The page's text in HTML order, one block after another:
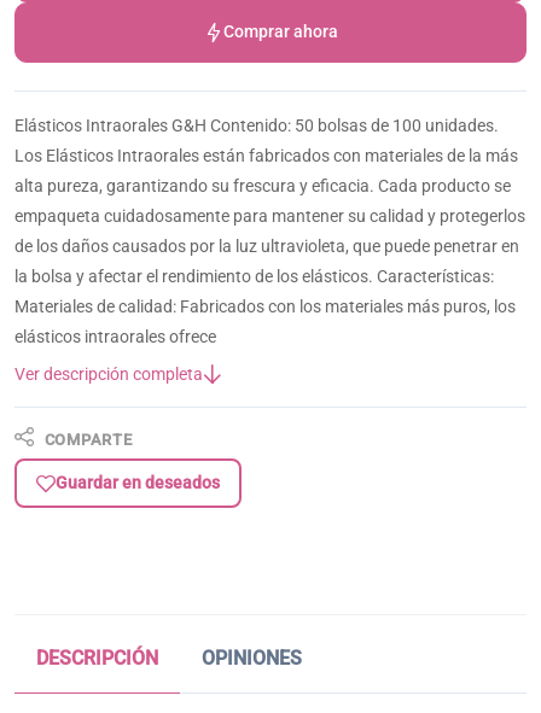
Comprar ahora
Elásticos Intraorales G&H Contenido: 50 bolsas de 100 unidades.
Los Elásticos Intraorales están fabricados con materiales de la más
alta pureza, garantizando su frescura y eficacia. Cada producto se
empaqueta cuidadosamente para mantener su calidad y protegerlos
de los daños causados por la luz ultravioleta, que puede penetrar en
la bolsa y afectar el rendimiento de los elásticos. Características:
Materiales de calidad: Fabricados con los materiales más puros, los
elásticos intraorales ofrece
Ver descripción completa
COMPARTE
Guardar en deseados
DESCRIPCIÓN OPINIONES